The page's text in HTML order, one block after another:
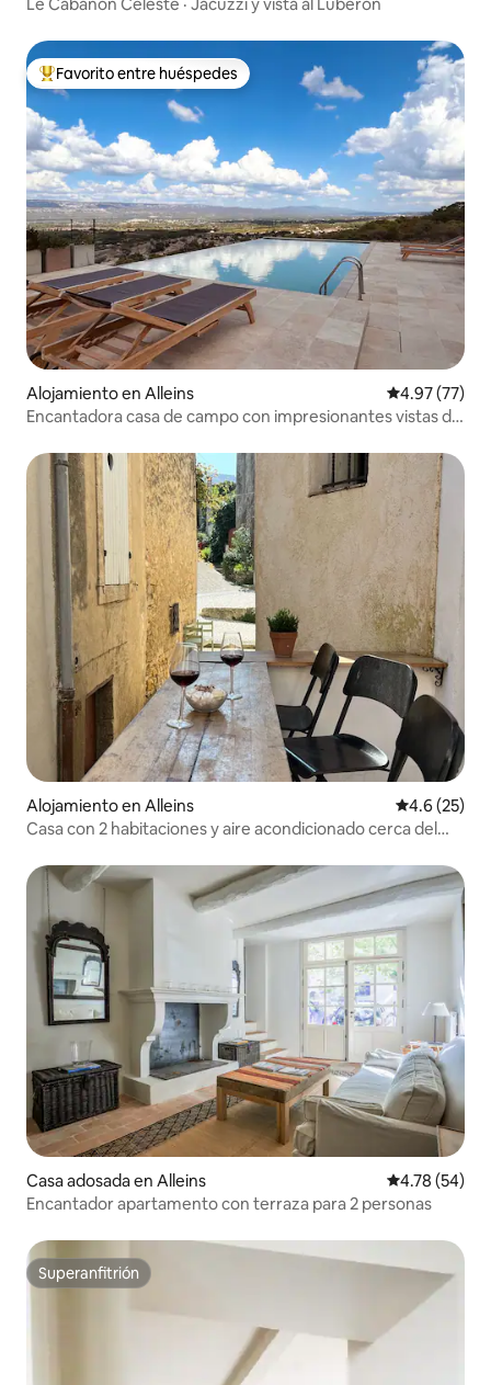
Le Cabanon Céleste · Jacuzzi y vista al Luberon
Favorito entre huéspedes preferido
Favorito entre huéspedes
Alojamiento en Alleins Calificación
4.97 (77)
Encantadora casa de campo con impresionantes vistas de
Alojamiento en Alleins Calificación
4.6 (25)
Casa con 2 habitaciones y aire acondicionado cerca del
Casa adosada en Alleins Calificación
4.78 (54)
Encantador apartamento con terraza para 2 personas
Superanfitrión
Superanfitrión